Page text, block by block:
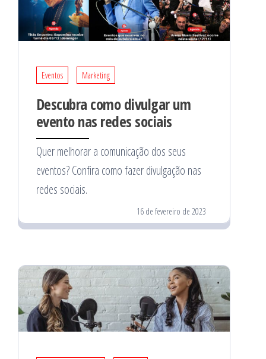
Eventos Marketing
Descubra como divulgar um
evento nas redes sociais
Quer melhorar a comunicação dos seus
eventos? Confira como fazer divulgação nas
redes sociais.
16 de fevereiro de 2023